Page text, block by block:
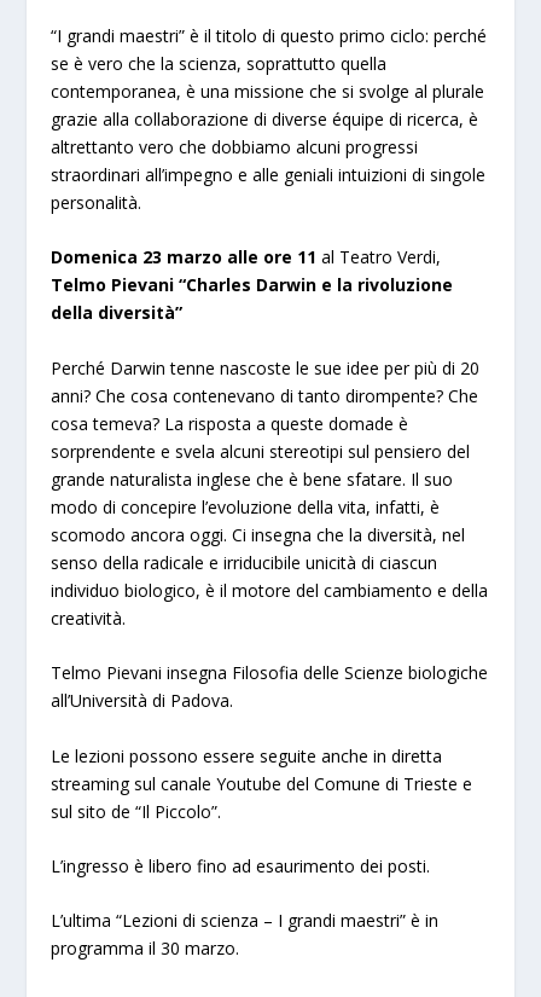
“I grandi maestri” è il titolo di questo primo ciclo: perché
se è vero che la scienza, soprattutto quella
contemporanea, è una missione che si svolge al plurale
grazie alla collaborazione di diverse équipe di ricerca, è
altrettanto vero che dobbiamo alcuni progressi
straordinari all’impegno e alle geniali intuizioni di singole
personalità.
Domenica 23 marzo alle ore 11al Teatro Verdi,
Telmo Pievani “Charles Darwin e la rivoluzione
della diversità”
Perché Darwin tenne nascoste le sue idee per più di 20
anni? Che cosa contenevano di tanto dirompente? Che
cosa temeva? La risposta a queste domade è
sorprendente e svela alcuni stereotipi sul pensiero del
grande naturalista inglese che è bene sfatare. Il suo
modo di concepire l’evoluzione della vita, infatti, è
scomodo ancora oggi. Ci insegna che la diversità, nel
senso della radicale e irriducibile unicità di ciascun
individuo biologico, è il motore del cambiamento e della
creatività.
Telmo Pievani insegna Filosofia delle Scienze biologiche
all’Università di Padova.
Le lezioni possono essere seguite anche in diretta
streaming sul canale Youtube del Comune di Trieste e
sul sito de “Il Piccolo”.
L’ingresso è libero fino ad esaurimento dei posti.
L’ultima “Lezioni di scienza – I grandi maestri” è in
programma il 30 marzo.